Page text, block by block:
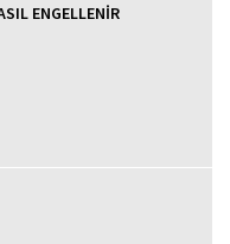
ENGELLENİR